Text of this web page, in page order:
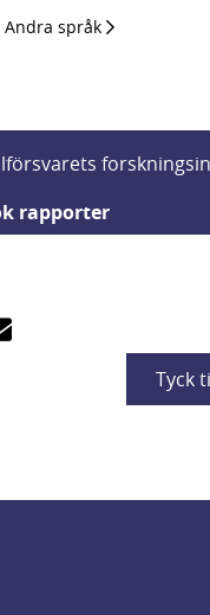
Andra språk
rapporter
Tyck